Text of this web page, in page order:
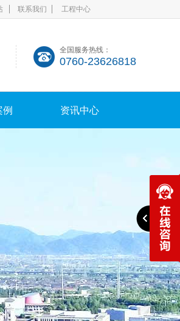
联系我们 工程中心
全国服务热线：
0760-23626818
例 资讯中心